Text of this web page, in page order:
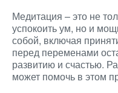
Медитация – это не
успокоить ум, но и
собой, включая
перед переменами
развитию и счастью.
может помочь в этом